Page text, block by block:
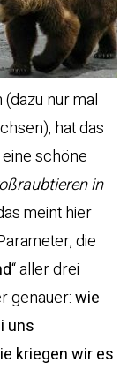
nur mal
hat das
schöne
in
meint hier
die
“ aller drei
genauer:wie
uns
kriegen wir es